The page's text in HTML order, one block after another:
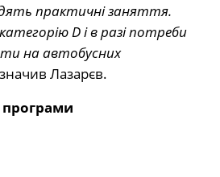
практичні заняття.
D і в разі потреби
на автобусних
Лазарєв.
програми